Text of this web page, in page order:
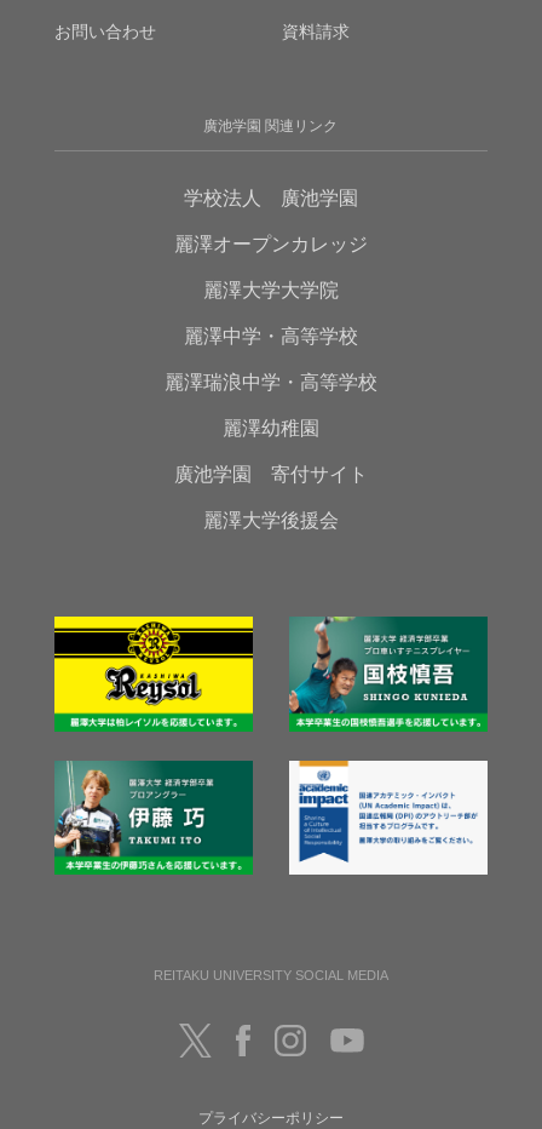
お問い合わせ 資料請求
廣池学園 関連リンク
学校法人 廣池学園
麗澤オープンカレッジ
麗澤大学大学院
麗澤中学・高等学校
麗澤瑞浪中学・高等学校
麗澤幼稚園
廣池学園 寄付サイト
麗澤大学後援会
REITAKU UNIVERSITY SOCIAL MEDIA
プライバシーポリシー